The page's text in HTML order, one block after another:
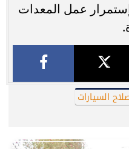
عمل المعدات
السيارات